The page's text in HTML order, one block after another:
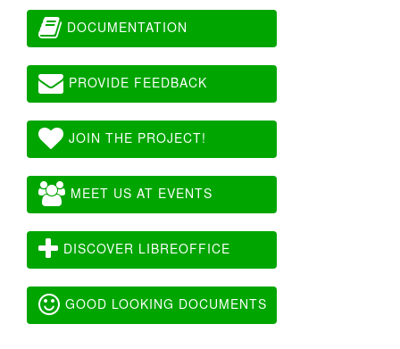
DOCUMENTATION
PROVIDE FEEDBACK
JOIN THE PROJECT!
MEET US AT EVENTS
DISCOVER LIBREOFFICE
GOOD LOOKING DOCUMENTS